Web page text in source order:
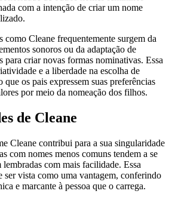
com a intenção de criar um nome
como Cleane frequentemente surgem da
sonoros ou da adaptação de
para criar novas formas nominativas. Essa
e a liberdade na escolha de
que os pais expressem suas preferências
por meio da nomeação dos filhos.
de Cleane
Cleane contribui para a sua singularidade
com nomes menos comuns tendem a se
lembradas com mais facilidade. Essa
ser vista como uma vantagem, conferindo
e marcante à pessoa que o carrega.